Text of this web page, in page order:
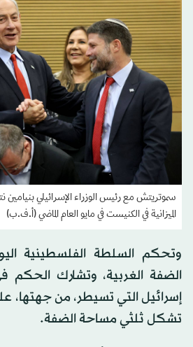
سموتريتش مع رئيس الوزراء الإسرائيلي بنيامين
الميزانية في الكنيست في مايو العام الماضي (أ.ف.ب)
وتحكم السلطة الفلسطينية
الضفة الغربية، وتشارك
إسرائيل التي تسيطر، من جهتها،
تشكل ثلثي مساحة الضفة.